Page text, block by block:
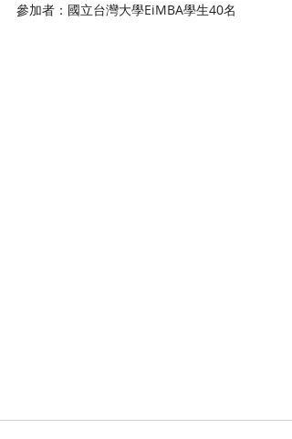
參加者：國立台灣大學EiMBA學生40名